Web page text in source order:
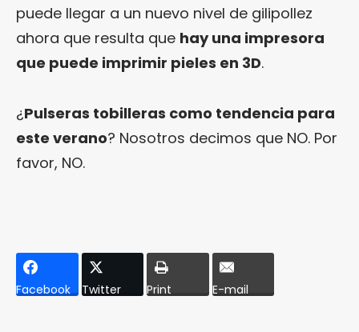
puede llegar a un nuevo nivel de gilipollez
ahora que resulta que hay una impresora
que puede imprimir pieles en 3D.
¿Pulseras tobilleras como tendencia para
este verano? Nosotros decimos que NO. Por
favor, NO.
Facebook Twitter Print E-mail